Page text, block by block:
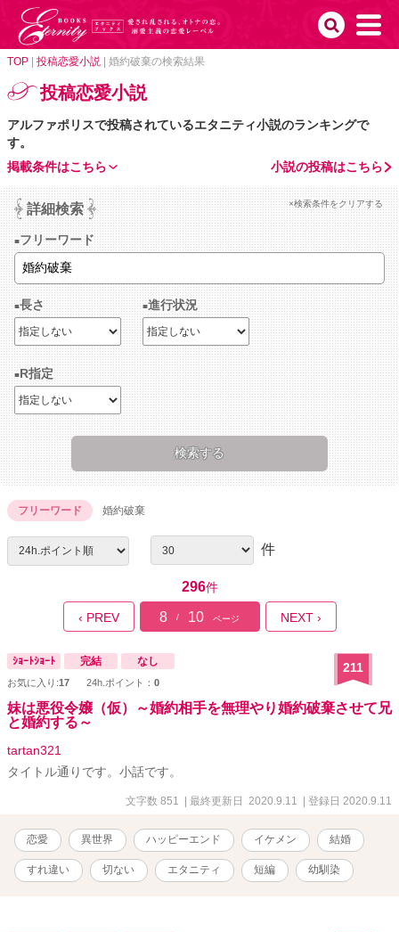
TOP 投稿恋愛小説 婚約破棄の検索結果
投稿恋愛小説
アルファポリスで投稿されているエタニティ小説のランキングで
す。
小説の投稿はこちら
掲載条件はこちら
詳細検索 ×検索条件をクリアする
フリーワード
長さ 進行状況
R指定
フリーワード 婚約破棄
件
296件
‹ PREV 8 / 10 ページ NEXT ›
ｼｮｰﾄｼｮｰﾄ 完結 なし
お気に入り:17 24h.ポイント： 0
211
妹は悪役令嬢（仮）～婚約相手を無理やり婚約破棄させて兄
と婚約する～
tartan321
タイトル通りです。小話です。
文字数 851 | 最終更新日 2020.9.11 | 登録日 2020.9.11
恋愛 異世界 ハッピーエンド イケメン 結婚
すれ違い 切ない エタニティ 短編 幼馴染